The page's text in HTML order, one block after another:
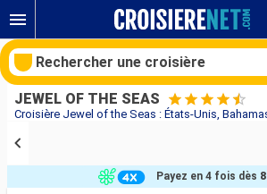
JEWEL OF THE SEAS
Payez en 4 fois dès
Rechercher une croisière